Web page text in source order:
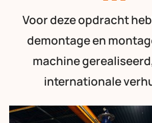
Voor deze opdracht
demontage en
machine
internationale